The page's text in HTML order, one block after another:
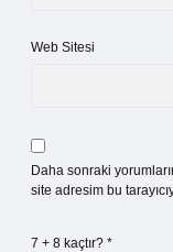
Web Sitesi
Daha sonraki
site adresim bu
7 + 8 kaçtır? *